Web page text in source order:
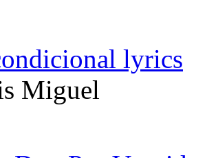
lyrics
Miguel